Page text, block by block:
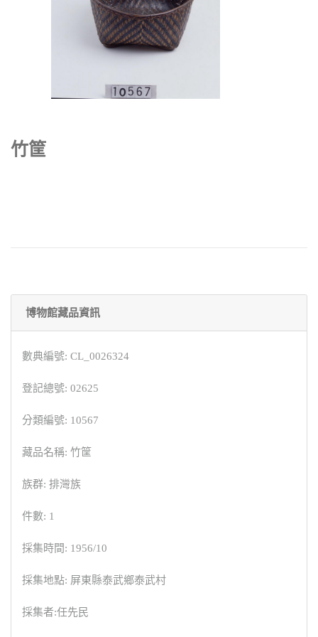
竹筐
博物館藏品資訊
數典編號: CL_0026324
登記總號: 02625
分類編號: 10567
藏品名稱: 竹筐
族群: 排灣族
件數: 1
採集時間: 1956/10
採集地點: 屏東縣泰武鄉泰武村
採集者:任先民